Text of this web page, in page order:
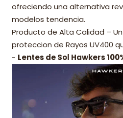
ofreciendo una alternativa
modelos tendencia.
Producto de Alta Calidad –
proteccion de Rayos UV400
- Lentes de Sol Hawkers